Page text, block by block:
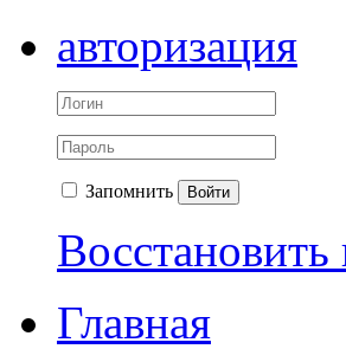
авторизация
Запомнить Войти
Восстановить
Главная